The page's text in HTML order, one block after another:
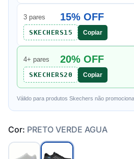
3 pares 15% OFF
SKECHERS15 Copiar
4+ pares 20% OFF
SKECHERS20 Copiar
Válido para produtos Skechers não
Cor: PRETO VERDE AGUA